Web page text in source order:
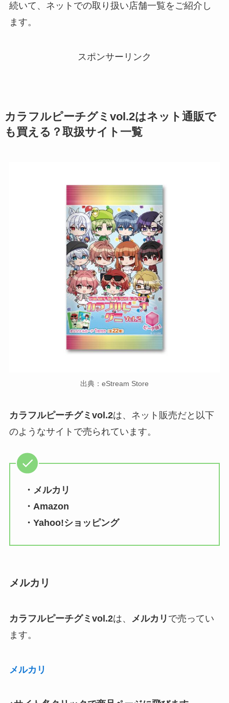
続いて、ネットでの取り扱い店舗一覧をご紹介し
ます。
スポンサーリンク
カラフルピーチグミvol.2はネット通販で
も買える？取扱サイト一覧
出典：eStream Store
カラフルピーチグミvol.2は、ネット販売だと以下
のようなサイトで売られています。
・メルカリ
・Amazon
・Yahoo!ショッピング
メルカリ
カラフルピーチグミvol.2は、 メルカリ で売ってい
ます。
メルカリ